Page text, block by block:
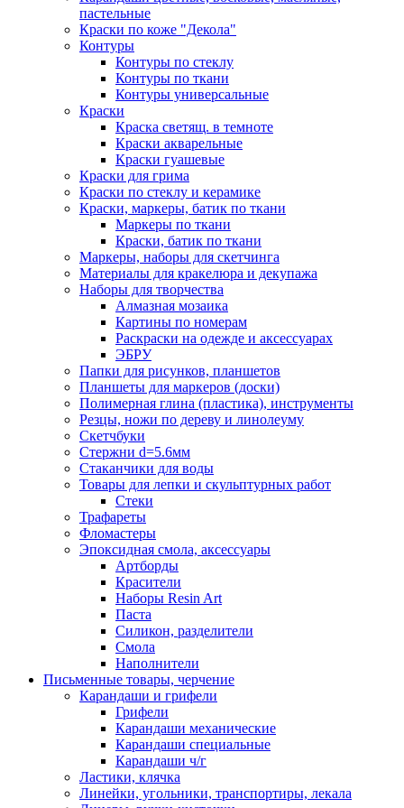
пастельные
Краски по коже "Декола"
Контуры
Контуры по стеклу
Контуры по ткани
Контуры универсальные
Краски
Краска светящ. в темноте
Краски акварельные
Краски гуашевые
Краски для грима
Краски по стеклу и керамике
Краски, маркеры, батик по ткани
Маркеры по ткани
Краски, батик по ткани
Маркеры, наборы для скетчинга
Материалы для кракелюра и декупажа
Наборы для творчества
Алмазная мозаика
Картины по номерам
Раскраски на одежде и аксессуарах
ЭБРУ
Папки для рисунков, планшетов
Планшеты для маркеров (доски)
Полимерная глина (пластика), инструменты
Резцы, ножи по дереву и линолеуму
Скетчбуки
Стержни d=5.6мм
Стаканчики для воды
Товары для лепки и скульптурных работ
Стеки
Трафареты
Фломастеры
Эпоксидная смола, аксессуары
Артборды
Красители
Наборы Resin Art
Паста
Силикон, разделители
Смола
Наполнители
Письменные товары, черчение
Карандаши и грифели
Грифели
Карандаши механические
Карандаши специальные
Карандаши ч/г
Ластики, клячка
Линейки, угольники, транспортиры, лекала